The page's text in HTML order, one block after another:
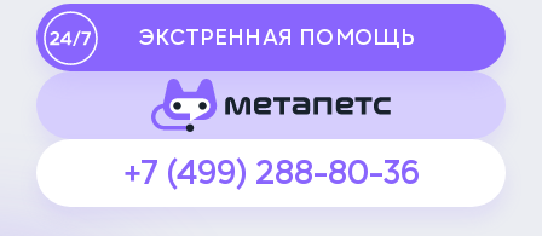
ЭКСТРЕННАЯ ПОМОЩЬ
+7 (499) 288-80-36